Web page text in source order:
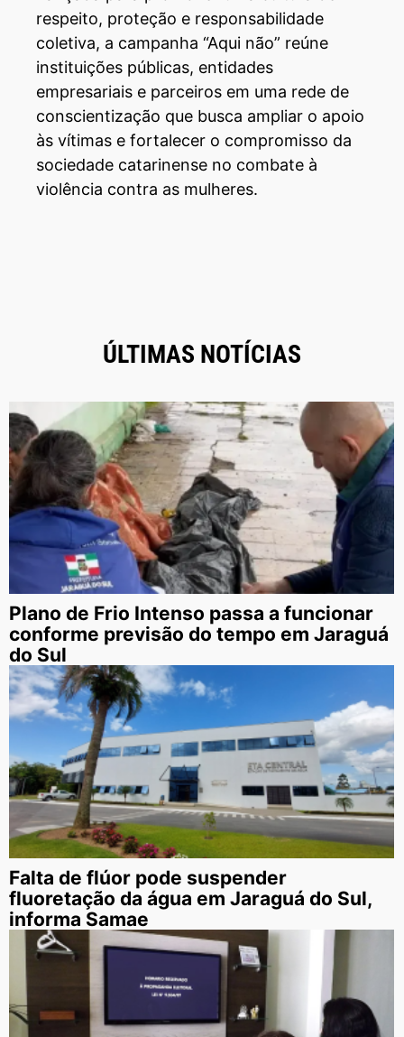
respeito, proteção e responsabilidade
coletiva, a campanha “Aqui não” reúne
instituições públicas, entidades
empresariais e parceiros em uma rede de
conscientização que busca ampliar o apoio
às vítimas e fortalecer o compromisso da
sociedade catarinense no combate à
violência contra as mulheres.
ÚLTIMAS NOTÍCIAS
Plano de Frio Intenso passa a funcionar
conforme previsão do tempo em Jaraguá
do Sul
Falta de flúor pode suspender
fluoretação da água em Jaraguá do Sul,
informa Samae